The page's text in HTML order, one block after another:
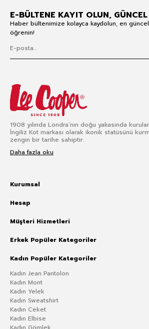
E-BÜLTENE KAYIT OLUN,
Haber bültenimize kolayca kaydolun, en
öğrenin!
1908 yılında Londra’nın doğu yakasında
İngiliz Kot markası olarak ikonik statüsünü
zengin bir tarihe sahiptir.
Daha fazla oku
Kurumsal
Hesap
Müşteri Hizmetleri
Erkek Popüler Kategoriler
Kadın Popüler Kategoriler
Kadın Jean Pantolon
Kadın Mont
Kadın Yelek
Kadın Sweatshirt
Kadın Ceket
Kadın Elbise